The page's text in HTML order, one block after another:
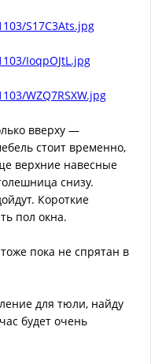
S17C3Ats.jpg
IoqpOJtL.jpg
WZQ7RSXW.jpg
вверху —
стоит временно,
верхние навесные
снизу.
Короткие
пол окна.
пока не спрятан в
для тюли, найду
будет очень